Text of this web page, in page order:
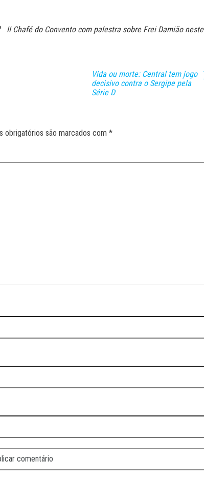
II Chafé do Convento com palestra sobre Frei Damião neste
Vida ou morte: Central tem jogo
decisivo contra o Sergipe pela
Série D
obrigatórios são marcados com *